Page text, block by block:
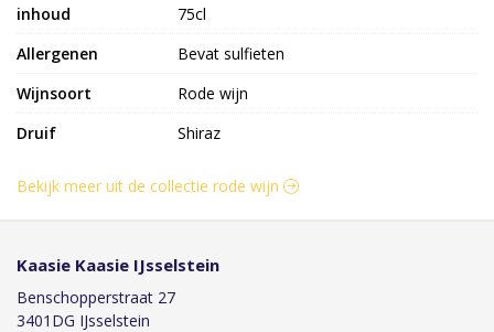
inhoud
75cl
Allergenen
Bevat sulfieten
Wijnsoort
Rode wijn
Druif
Shiraz
Bekijk meer uit de collectie rode wijn
Kaasie Kaasie IJsselstein
Benschopperstraat 27
3401DG IJsselstein